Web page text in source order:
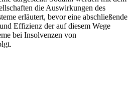
dargestellt. Sodann werden mit dem
die Auswirkungen des
erläutert, bevor eine abschließende
Effizienz der auf diesem Wege
bei Insolvenzen von